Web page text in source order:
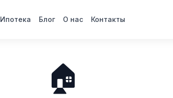
Ипотека Блог О нас Контакты
🏠